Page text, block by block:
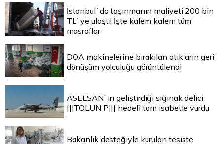
İstanbul`da taşınmanın maliyeti 200 bin
TL`ye ulaştı! İşte kalem kalem tüm
masraflar
DOA makinelerine bırakılan atıkların geri
dönüşüm yolculuğu görüntülendi
ASELSAN`ın geliştirdiği sığınak delici
|||TOLUN P||| hedefi tam isabetle vurdu
Bakanlık desteğiyle kurulan tesiste